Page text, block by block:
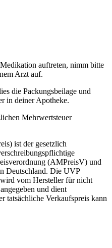
auftreten, nimm bitte
Arzt auf.
die Packungsbeilage und
in deiner Apotheke.
Mehrwertsteuer
ist der gesetzlich
(AMPreisV) und
Deutschland. Die UVP
vom Hersteller für nicht
und dient
tatsächliche Verkaufspreis kann